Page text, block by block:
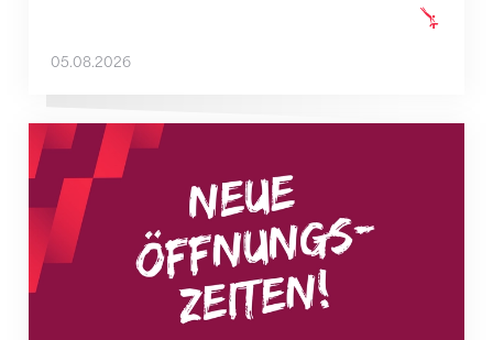
05.08.2026
Neue Empfangszeiten ab 1. August 2026